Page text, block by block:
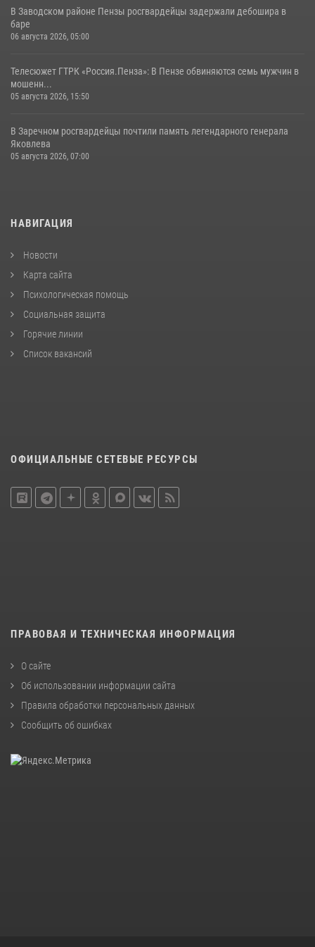
В Заводском районе Пензы росгвардейцы задержали дебошира в
баре
06 августа 2026, 05:00
Телесюжет ГТРК «Россия.Пенза»: В Пензе обвиняются семь мужчин в
мошенн...
05 августа 2026, 15:50
В Заречном росгвардейцы почтили память легендарного генерала
Яковлева
05 августа 2026, 07:00
НАВИГАЦИЯ
Новости
Карта сайта
Психологическая помощь
Социальная защита
Горячие линии
Список вакансий
ОФИЦИАЛЬНЫЕ СЕТЕВЫЕ РЕСУРСЫ
ПРАВОВАЯ И ТЕХНИЧЕСКАЯ ИНФОРМАЦИЯ
О сайте
Об использовании информации сайта
Правила обработки персональных данных
Сообщить об ошибках